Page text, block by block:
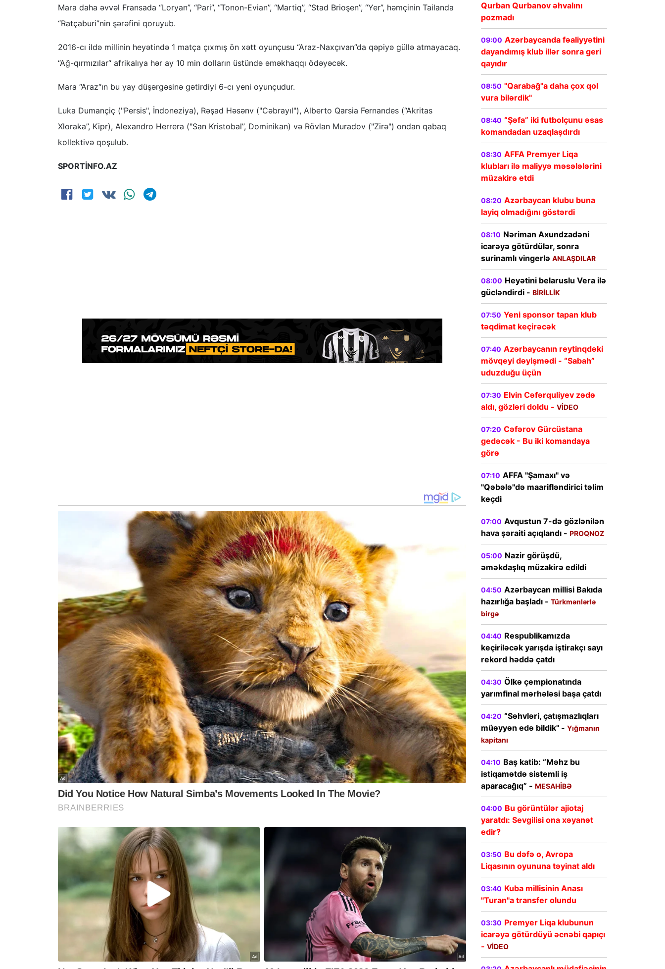
Mara daha əvvəl Fransada “Loryan”, “Pari”, “Tonon-Evian”, “Martiq”, “Stad Brioşen”, “Yer”, həmçinin Tailanda
“Ratçaburi”nin şərəfini qoruyub.
2016-cı ildə millinin heyətində 1 matça çıxmış ön xətt oyunçusu “Araz-Naxçıvan”da qəpiyə güllə atmayacaq.
“Ağ-qırmızılar“ afrikalıya hər ay 10 min dolların üstündə əməkhaqqı ödəyəcək.
Mara “Araz“ın bu yay düşərgəsinə gətirdiyi 6-cı yeni oyunçudur.
Luka Dumançiç ("Persis", İndoneziya), Rəşad Həsənv ("Cəbrayıl"), Alberto Qarsia Fernandes (“Akritas
Xloraka”, Kipr), Alexandro Herrera ("San Kristobal”, Dominikan) və Rövlan Muradov ("Zirə") ondan qabaq
kollektivə qoşulub.
SPORTİNFO.AZ
Qurban Qurbanov əhvalını
pozmadı
09:00 Azərbaycanda fəaliyyətini
dayandımış klub illər sonra geri
qayıdır
08:50 "Qarabağ"a daha çox qol
vura bilərdik"
08:40 “Şəfa” iki futbolçunu əsas
komandadan uzaqlaşdırdı
08:30 AFFA Premyer Liqa
klubları ilə maliyyə məsələlərini
müzakirə etdi
08:20 Azərbaycan klubu buna
layiq olmadığını göstərdi
08:10 Nəriman Axundzadəni
icarəyə götürdülər, sonra
surinamlı vingerlə ANLAŞDILAR
08:00 Heyətini belaruslu Vera ilə
gücləndirdi - BİRİLLİK
07:50 Yeni sponsor tapan klub
təqdimat keçirəcək
07:40 Azərbaycanın reytinqdəki
mövqeyi dəyişmədi - “Sabah”
uduzduğu üçün
07:30 Elvin Cəfərquliyev zədə
aldı, gözləri doldu - VİDEO
07:20 Cəfərov Gürcüstana
gedəcək - Bu iki komandaya
görə
07:10 AFFA "Şamaxı" və
"Qəbələ"də maarifləndirici təlim
keçdi
07:00 Avqustun 7-də gözlənilən
hava şəraiti açıqlandı - PROQNOZ
05:00 Nazir görüşdü,
əməkdaşlıq müzakirə edildi
04:50 Azərbaycan millisi Bakıda
hazırlığa başladı - Türkmənlərlə
birgə
04:40 Respublikamızda
keçiriləcək yarışda iştirakçı sayı
rekord həddə çatdı
04:30 Ölkə çempionatında
yarımfinal mərhələsi başa çatdı
04:20 “Səhvləri, çatışmazlıqları
müəyyən edə bildik" - Yığmanın
kapitanı
04:10 Baş katib: “Məhz bu
istiqamətdə sistemli iş
aparacağıq” - MESAHİBƏ
04:00 Bu görüntülər ajiotaj
yaratdı: Sevgilisi ona xəyanət
edir?
03:50 Bu dəfə o, Avropa
Liqasının oyununa təyinat aldı
03:40 Kuba millisinin Anası
"Turan"a transfer olundu
03:30 Premyer Liqa klubunun
icarəyə götürdüyü əcnəbi qapıçı
- VİDEO